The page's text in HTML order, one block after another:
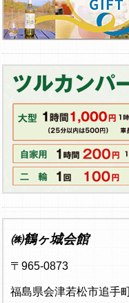
㈱鶴ヶ城会館
〒965-0873
福島県会津若松市追手